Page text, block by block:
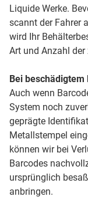
Liquide Werke.
scannt der Fahrer
wird Ihr
Art und Anzahl
Bei beschädigtem
Auch wenn
System noch
geprägte
Metallstempel
können wir bei
Barcodes
ursprünglich
anbringen.